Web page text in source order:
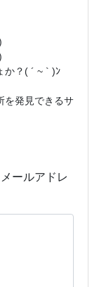
か？( ´ ~ ` )ﾝ
を発見できるサ
ールアドレ